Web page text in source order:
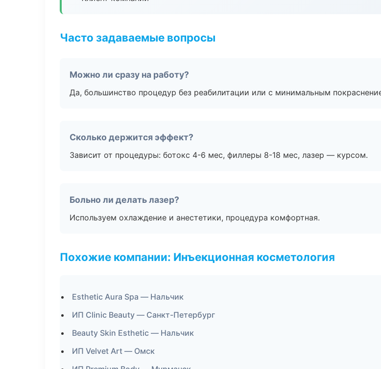
Часто задаваемые вопросы
Можно ли сразу на работу?
Да, большинство процедур без реабилитации или с минимальным
Сколько держится эффект?
Зависит от процедуры: ботокс 4-6 мес, филлеры 8-18 мес, лазер — курсом.
Больно ли делать лазер?
Используем охлаждение и анестетики, процедура комфортная.
Похожие компании: Инъекционная косметология
Esthetic Aura Spa — Нальчик
ИП Clinic Beauty — Санкт-Петербург
Beauty Skin Esthetic — Нальчик
ИП Velvet Art — Омск